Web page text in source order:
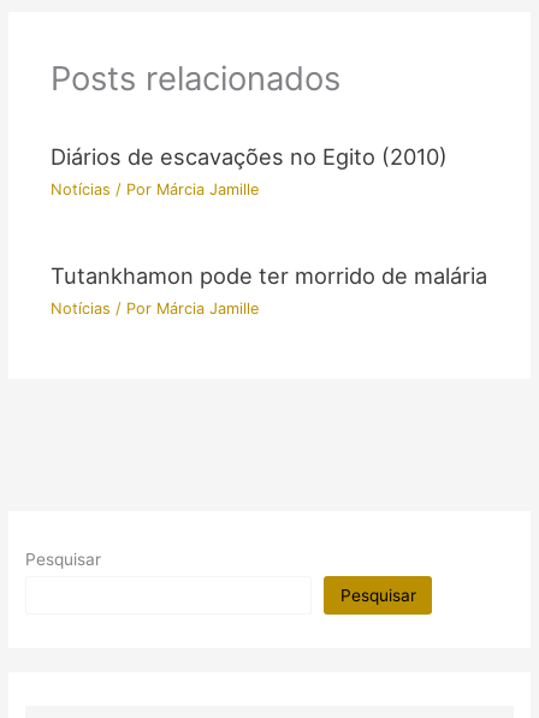
Posts relacionados
Diários de escavações no Egito (2010)
Notícias / Por Márcia Jamille
Tutankhamon pode ter morrido de malária
Notícias / Por Márcia Jamille
Pesquisar
Pesquisar